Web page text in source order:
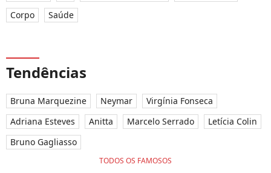
Corpo Saúde
Tendências
Bruna Marquezine Neymar
Virgínia Fonseca
Adriana Esteves
Anitta Marcelo Serrado
Letícia Colin
Bruno Gagliasso
TODOS OS FAMOSOS